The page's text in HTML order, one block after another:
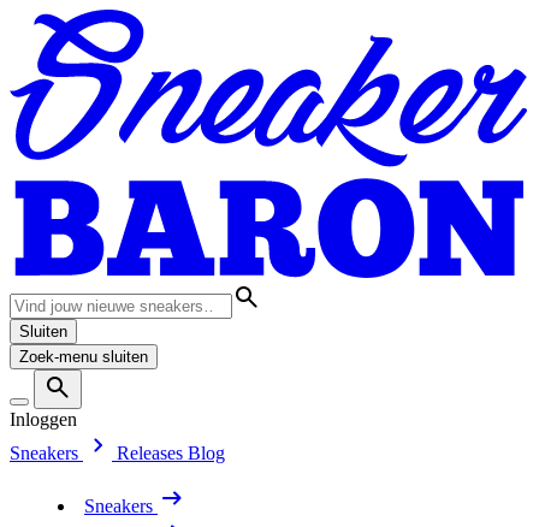
Sluiten
Zoek-menu sluiten
Inloggen
Sneakers
Releases Blog
Sneakers